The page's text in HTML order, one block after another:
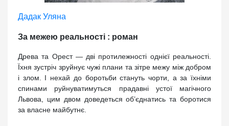
Дадак Уляна
За межею реальності : роман
Древа та Орест — дві протилежності однієї реальності.
Їхня зустріч зруйнує чужі плани та зітре межу між добром
і злом. І нехай до боротьби стануть чорти, а за їхніми
спинами руйнуватимуться прадавні устої магічного
Львова, цим двом доведеться об’єднатись та боротися
за власне майбутнє.